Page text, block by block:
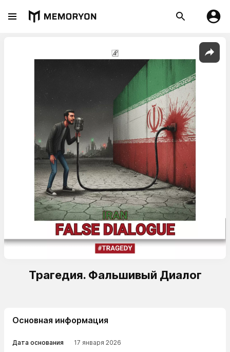
Трагедия. Фальшивый Диалог
Основная информация
Дата основания 17 января 2026